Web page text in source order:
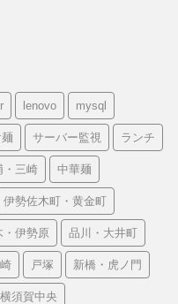
lenovo mysql
サーバー監視 ランチ
・三崎 中華麺
伊勢佐木町・黄金町
・伊勢原 品川・大井町
戸塚 新橋・虎ノ門
横須賀中央